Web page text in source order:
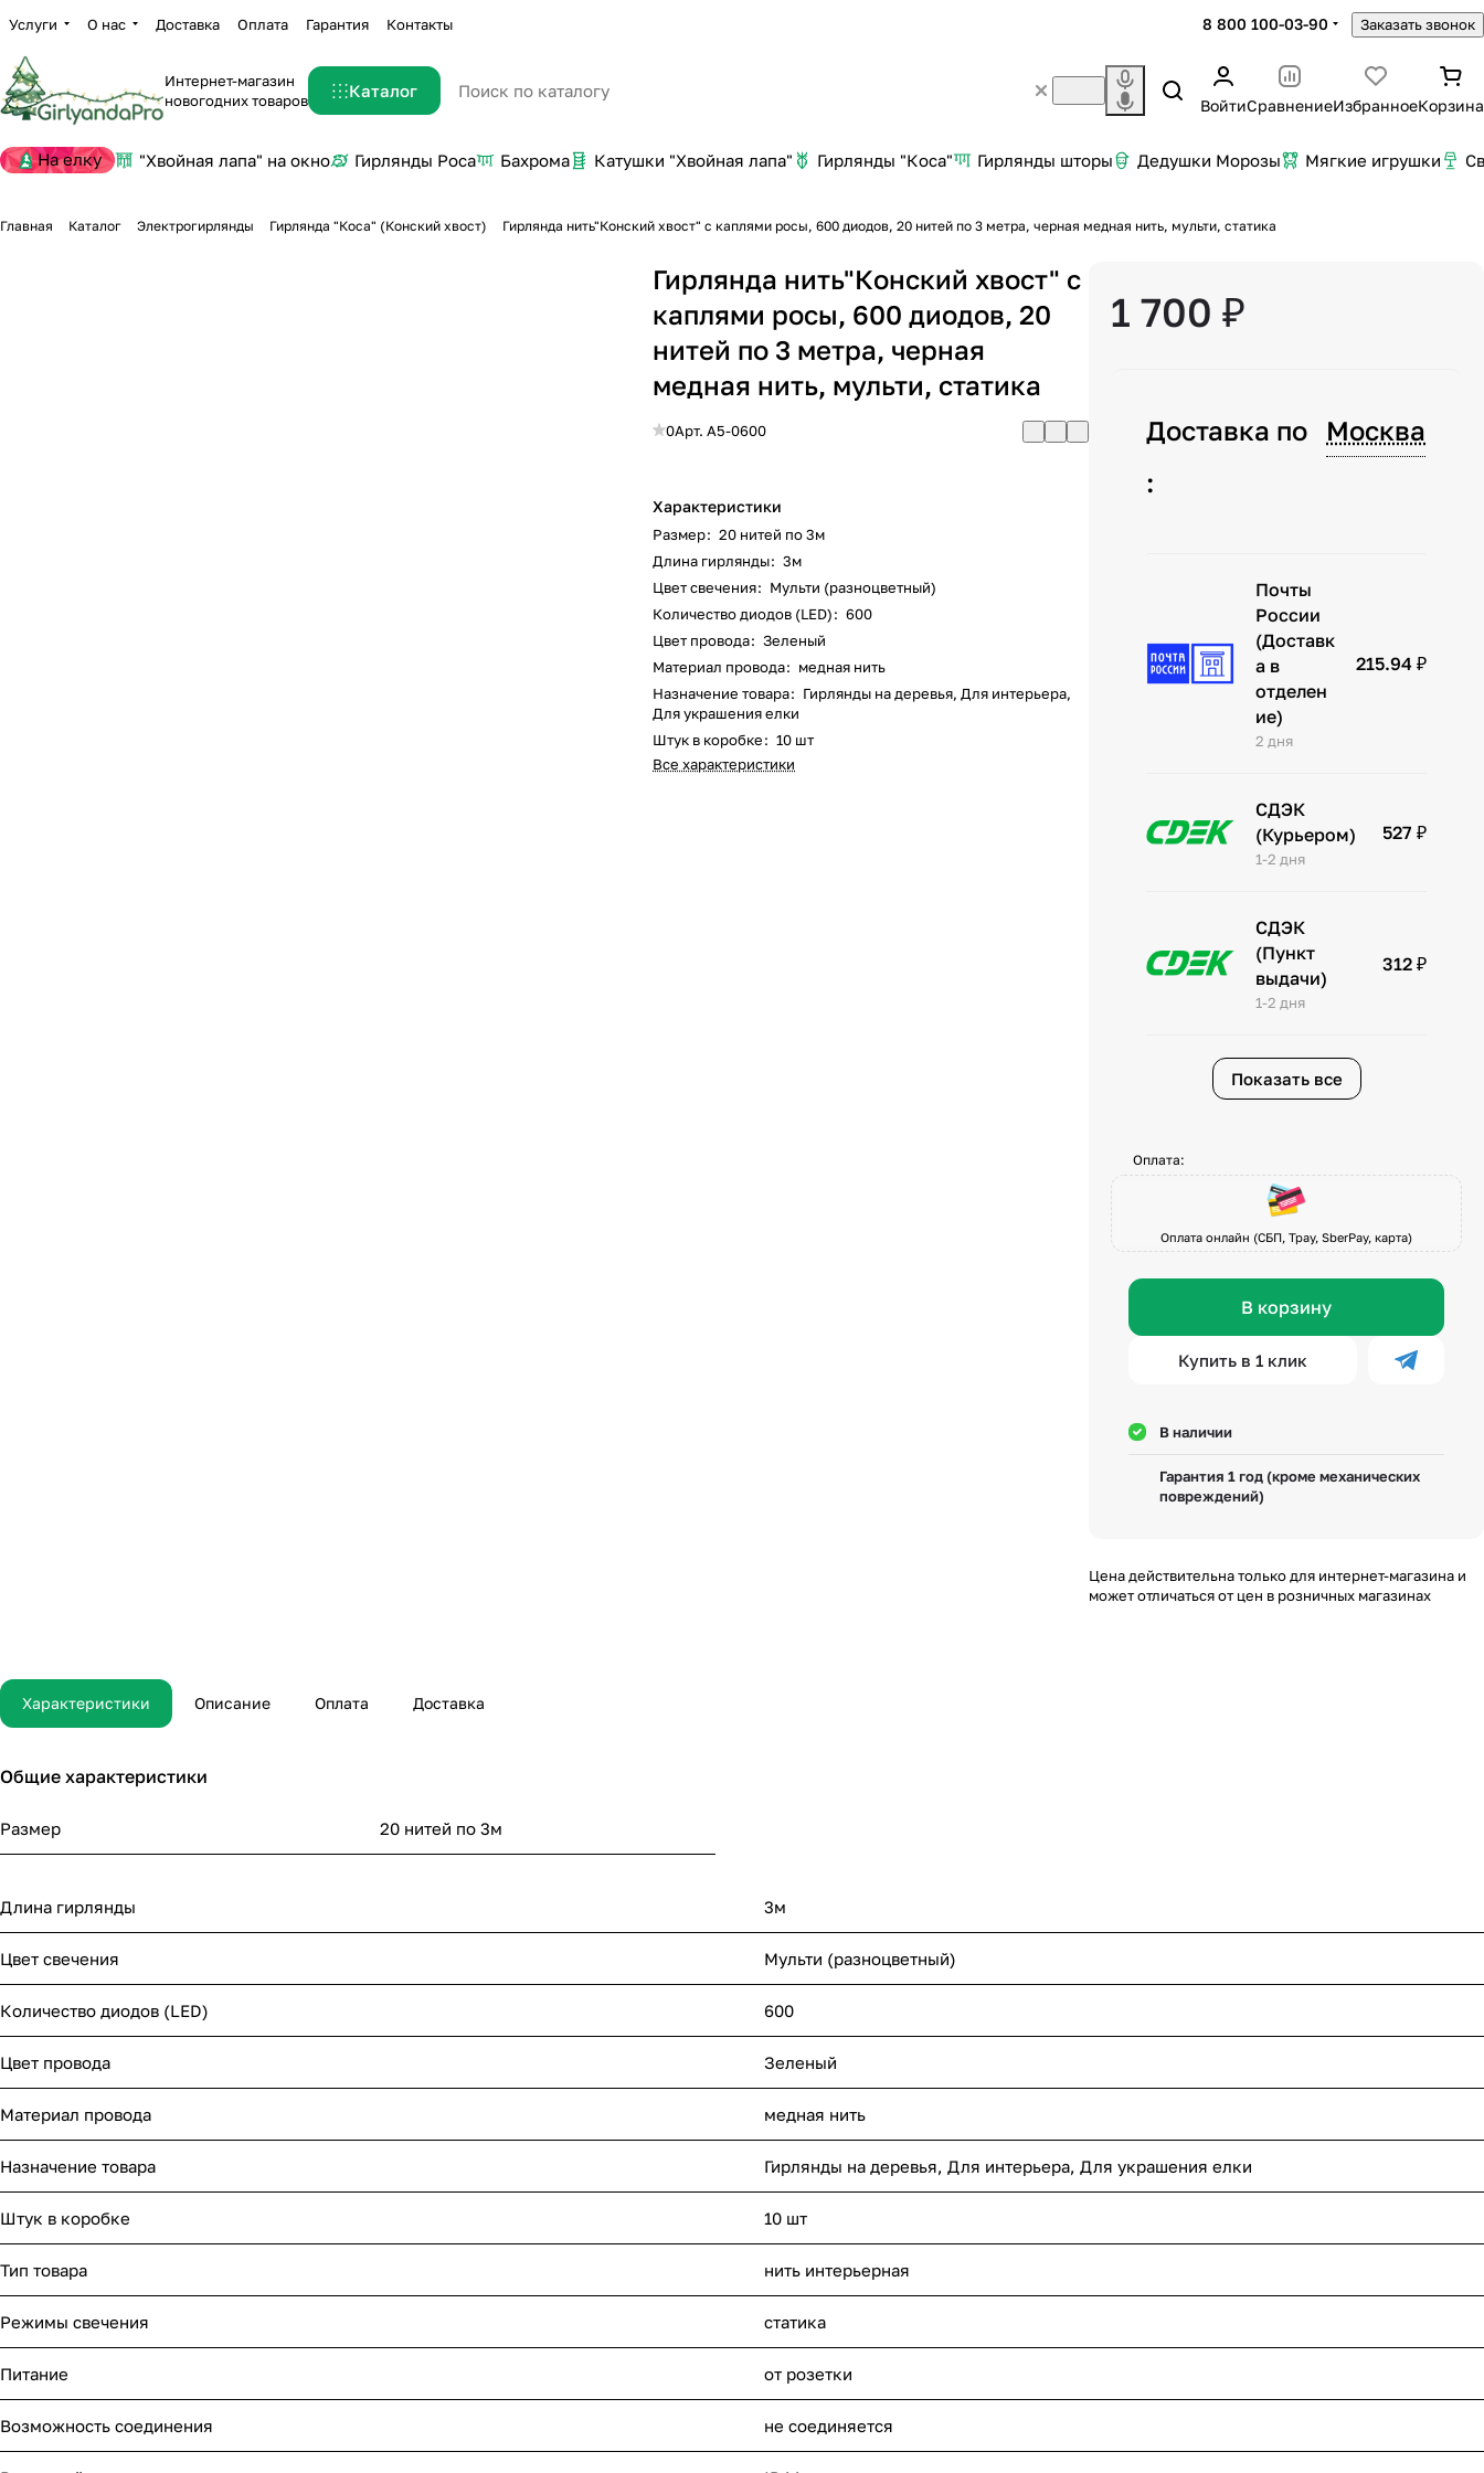
Услуги О нас Доставка Оплата Гарантия Контакты 8 800 100-03-90 Заказать звонок
Интернет-магазин
новогодних товаров
Каталог
ВойтиСравнениеИзбранноеКорзина
На елку "Хвойная лапа" на окно Гирлянды Роса Бахрома Катушки "Хвойная лапа" Гирлянды "Коса" Гирлянды шторы Дедушки Морозы Мягкие игрушки
Главная Каталог Электрогирлянды Гирлянда "Коса" (Конский хвост) Гирлянда нить"Конский хвост" с каплями росы, 600 диодов, 20 нитей по 3 метра, черная медная нить, мульти, статика
Гирлянда нить"Конский хвост" с
каплями росы, 600 диодов, 20
нитей по 3 метра, черная
медная нить, мульти, статика
0Арт.A5-0600
Характеристики
Размер: 20 нитей по 3м
Длина гирлянды: 3м
Цвет свечения: Мульти (разноцветный)
Количество диодов (LED): 600
Цвет провода: Зеленый
Материал провода: медная нить
Назначение товара: Гирлянды на деревья, Для интерьера,
Для украшения елки
Штук в коробке: 10 шт
Все характеристики
1 700 ₽
Доставка по
Москва
:
Почты
России
(Доставк
а в
отделен
ие)
2 дня
215.94 ₽
СДЭК
(Курьером)
1-2 дня
527 ₽
СДЭК
(Пункт
выдачи)
1-2 дня
312 ₽
Показать все
Оплата:
Оплата онлайн (СБП, Tpay, SberPay, карта)
В корзину
Купить в 1 клик
В наличии
Гарантия 1 год (кроме механических
повреждений)
Цена действительна только для интернет-магазина и
может отличаться от цен в розничных магазинах
Характеристики Описание Оплата Доставка
Общие характеристики
Размер 20 нитей по 3м
Длина гирлянды 3м
Цвет свечения Мульти (разноцветный)
Количество диодов (LED) 600
Цвет провода Зеленый
Материал провода медная нить
Назначение товара Гирлянды на деревья, Для интерьера, Для украшения елки
Штук в коробке 10 шт
Тип товара нить интерьерная
Режимы свечения статика
Питание от розетки
Возможность соединения не соединяется